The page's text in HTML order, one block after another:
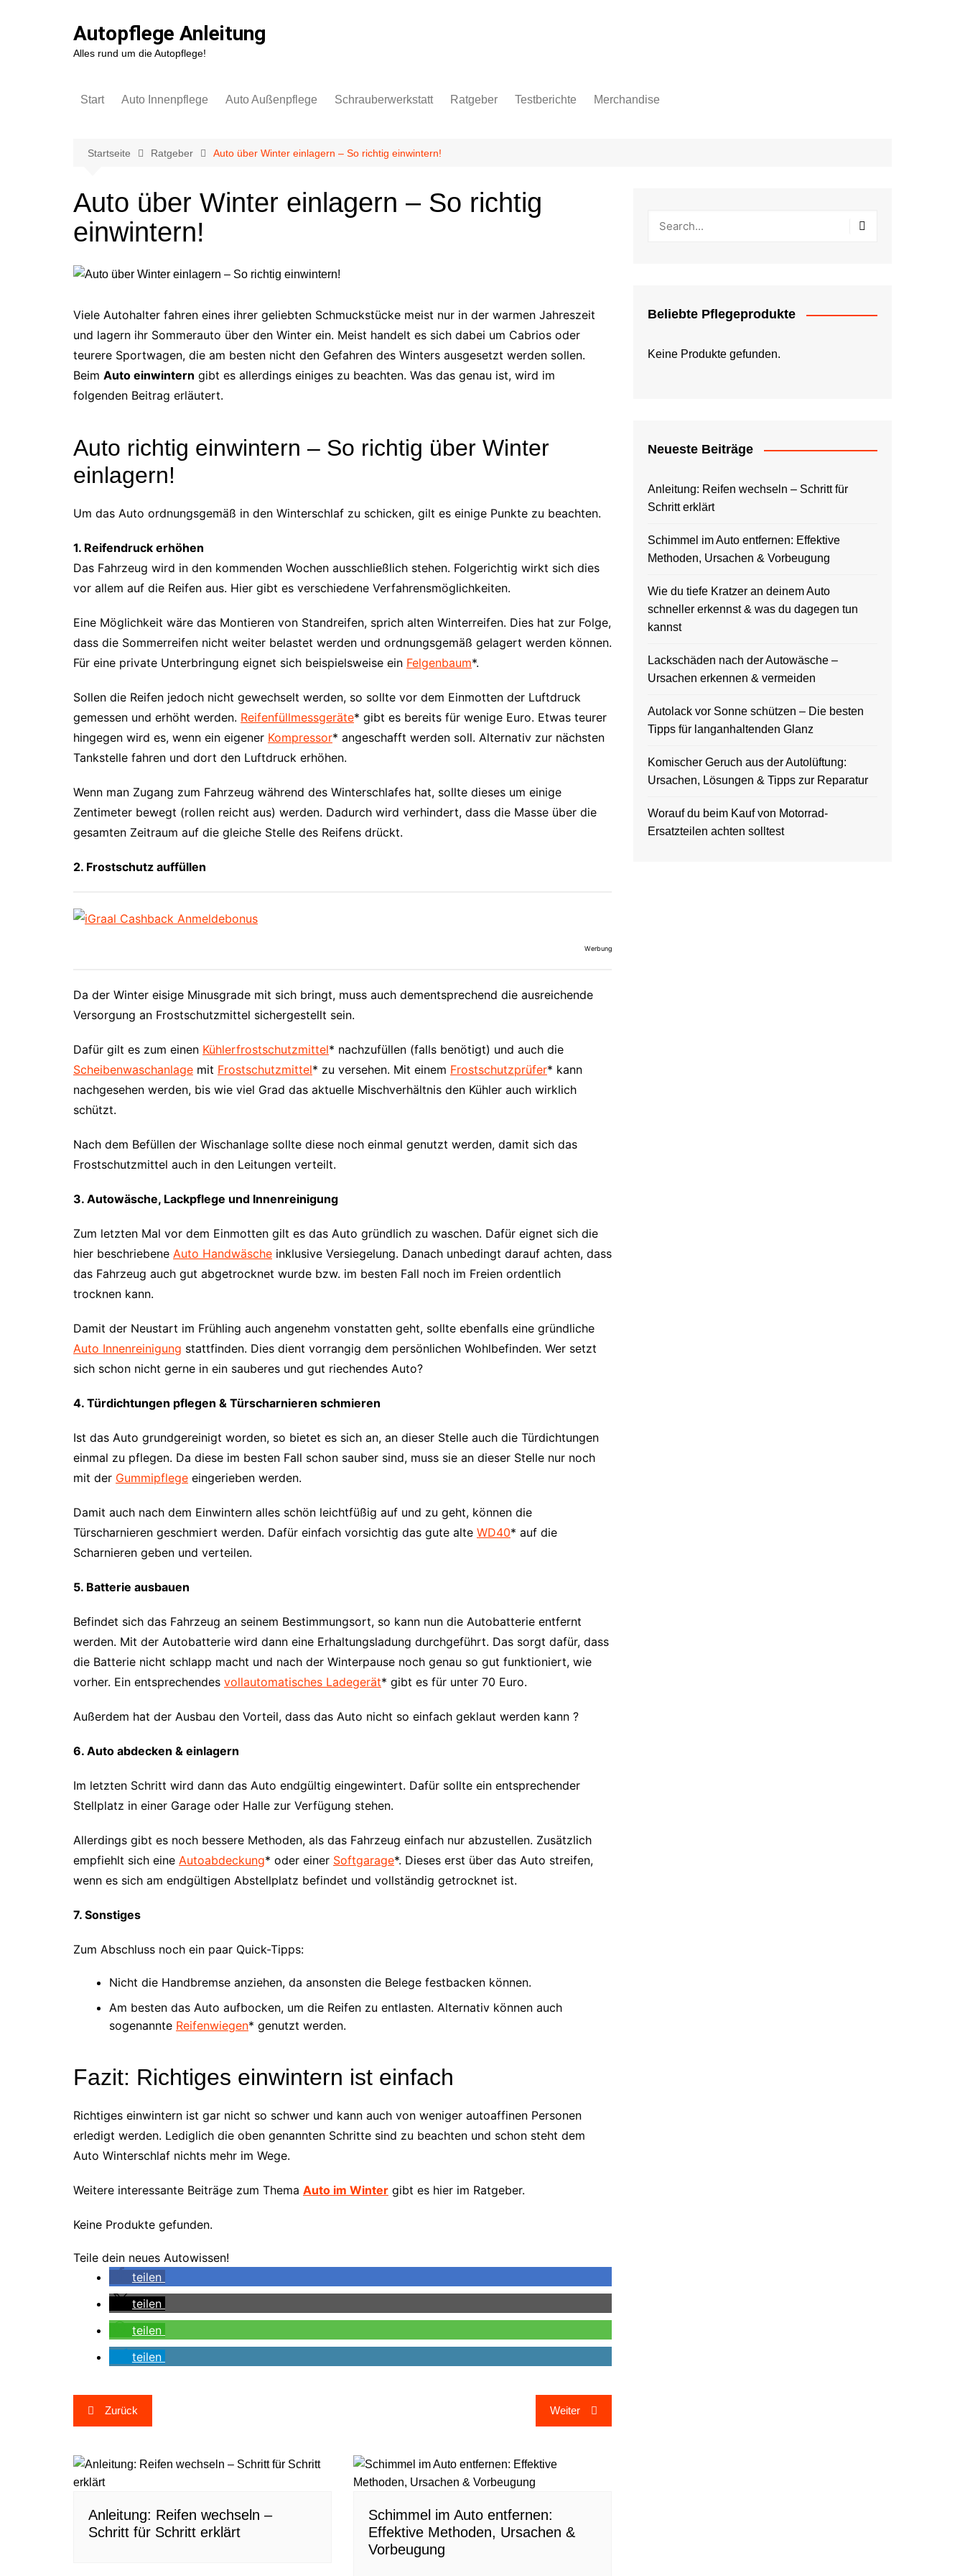
Autopflege Anleitung
Alles rund um die Autopflege!
Start Auto Innenpflege
Autopolster
Scheiben
Teppich & Fußboden
Gerüchte entfernen &
Auto Außenpflege
Autofolie
Cabrioverdeck
Schrauberwerkstatt Ratgeber Testberichte Merchandise
Startseite Ratgeber Auto über Winter einlagern – So richtig einwintern!
Auto über Winter einlagern – So richtig
einwintern!
Viele Autohalter fahren eines ihrer geliebten Schmuckstücke meist nur in der warmen Jahreszeit
und lagern ihr Sommerauto über den Winter ein. Meist handelt es sich dabei um Cabrios oder
teurere Sportwagen, die am besten nicht den Gefahren des Winters ausgesetzt werden sollen.
Beim Auto einwintern gibt es allerdings einiges zu beachten. Was das genau ist, wird im
folgenden Beitrag erläutert.
Auto richtig einwintern – So richtig über Winter
einlagern!
Um das Auto ordnungsgemäß in den Winterschlaf zu schicken, gilt es einige Punkte zu beachten.
1. Reifendruck erhöhen
Das Fahrzeug wird in den kommenden Wochen ausschließlich stehen. Folgerichtig wirkt sich dies
vor allem auf die Reifen aus. Hier gibt es verschiedene Verfahrensmöglichkeiten.
Eine Möglichkeit wäre das Montieren von Standreifen, sprich alten Winterreifen. Dies hat zur Folge,
dass die Sommerreifen nicht weiter belastet werden und ordnungsgemäß gelagert werden können.
Für eine private Unterbringung eignet sich beispielsweise ein Felgenbaum*.
Sollen die Reifen jedoch nicht gewechselt werden, so sollte vor dem Einmotten der Luftdruck
gemessen und erhöht werden. Reifenfüllmessgeräte* gibt es bereits für wenige Euro. Etwas teurer
hingegen wird es, wenn ein eigener Kompressor* angeschafft werden soll. Alternativ zur nächsten
Tankstelle fahren und dort den Luftdruck erhöhen.
Wenn man Zugang zum Fahrzeug während des Winterschlafes hat, sollte dieses um einige
Zentimeter bewegt (rollen reicht aus) werden. Dadurch wird verhindert, dass die Masse über die
gesamten Zeitraum auf die gleiche Stelle des Reifens drückt.
2. Frostschutz auffüllen
Werbung
Da der Winter eisige Minusgrade mit sich bringt, muss auch dementsprechend die ausreichende
Versorgung an Frostschutzmittel sichergestellt sein.
Dafür gilt es zum einen Kühlerfrostschutzmittel* nachzufüllen (falls benötigt) und auch die
Scheibenwaschanlage mit Frostschutzmittel* zu versehen. Mit einem Frostschutzprüfer* kann
nachgesehen werden, bis wie viel Grad das aktuelle Mischverhältnis den Kühler auch wirklich
schützt.
Nach dem Befüllen der Wischanlage sollte diese noch einmal genutzt werden, damit sich das
Frostschutzmittel auch in den Leitungen verteilt.
3. Autowäsche, Lackpflege und Innenreinigung
Zum letzten Mal vor dem Einmotten gilt es das Auto gründlich zu waschen. Dafür eignet sich die
hier beschriebene Auto Handwäsche inklusive Versiegelung. Danach unbedingt darauf achten, dass
das Fahrzeug auch gut abgetrocknet wurde bzw. im besten Fall noch im Freien ordentlich
trocknen kann.
Damit der Neustart im Frühling auch angenehm vonstatten geht, sollte ebenfalls eine gründliche
Auto Innenreinigung stattfinden. Dies dient vorrangig dem persönlichen Wohlbefinden. Wer setzt
sich schon nicht gerne in ein sauberes und gut riechendes Auto?
4. Türdichtungen pflegen & Türscharnieren schmieren
Ist das Auto grundgereinigt worden, so bietet es sich an, an dieser Stelle auch die Türdichtungen
einmal zu pflegen. Da diese im besten Fall schon sauber sind, muss sie an dieser Stelle nur noch
mit der Gummipflege eingerieben werden.
Damit auch nach dem Einwintern alles schön leichtfüßig auf und zu geht, können die
Türscharnieren geschmiert werden. Dafür einfach vorsichtig das gute alte WD40* auf die
Scharnieren geben und verteilen.
5. Batterie ausbauen
Befindet sich das Fahrzeug an seinem Bestimmungsort, so kann nun die Autobatterie entfernt
werden. Mit der Autobatterie wird dann eine Erhaltungsladung durchgeführt. Das sorgt dafür, dass
die Batterie nicht schlapp macht und nach der Winterpause noch genau so gut funktioniert, wie
vorher. Ein entsprechendes vollautomatisches Ladegerät* gibt es für unter 70 Euro.
Außerdem hat der Ausbau den Vorteil, dass das Auto nicht so einfach geklaut werden kann ?
6. Auto abdecken & einlagern
Im letzten Schritt wird dann das Auto endgültig eingewintert. Dafür sollte ein entsprechender
Stellplatz in einer Garage oder Halle zur Verfügung stehen.
Allerdings gibt es noch bessere Methoden, als das Fahrzeug einfach nur abzustellen. Zusätzlich
empfiehlt sich eine Autoabdeckung* oder einer Softgarage*. Dieses erst über das Auto streifen,
wenn es sich am endgültigen Abstellplatz befindet und vollständig getrocknet ist.
7. Sonstiges
Zum Abschluss noch ein paar Quick-Tipps:
Nicht die Handbremse anziehen, da ansonsten die Belege festbacken können.
Am besten das Auto aufbocken, um die Reifen zu entlasten. Alternativ können auch
sogenannte Reifenwiegen* genutzt werden.
Fazit: Richtiges einwintern ist einfach
Richtiges einwintern ist gar nicht so schwer und kann auch von weniger autoaffinen Personen
erledigt werden. Lediglich die oben genannten Schritte sind zu beachten und schon steht dem
Auto Winterschlaf nichts mehr im Wege.
Weitere interessante Beiträge zum Thema Auto im Winter gibt es hier im Ratgeber.
Keine Produkte gefunden.
Teile dein neues Autowissen!
teilen
teilen
teilen
teilen
Beitragsnavigation
Zurück Weiter
Anleitung: Reifen wechseln –
Schritt für Schritt erklärt
Schimmel im Auto entfernen:
Effektive Methoden, Ursachen &
Vorbeugung
Beliebte Pflegeprodukte
Keine Produkte gefunden.
Neueste Beiträge
Anleitung: Reifen wechseln – Schritt für
Schritt erklärt
Schimmel im Auto entfernen: Effektive
Methoden, Ursachen & Vorbeugung
Wie du tiefe Kratzer an deinem Auto
schneller erkennst & was du dagegen tun
kannst
Lackschäden nach der Autowäsche –
Ursachen erkennen & vermeiden
Autolack vor Sonne schützen – Die besten
Tipps für langanhaltenden Glanz
Komischer Geruch aus der Autolüftung:
Ursachen, Lösungen & Tipps zur Reparatur
Worauf du beim Kauf von Motorrad-
Ersatzteilen achten solltest